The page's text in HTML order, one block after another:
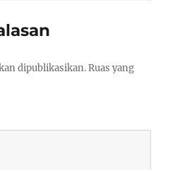
dipublikasikan. Ruas yang